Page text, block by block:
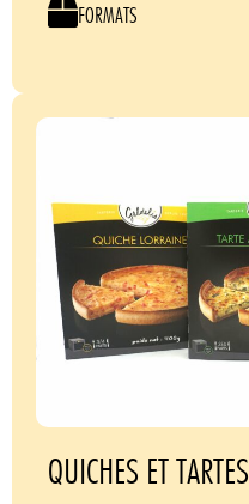
FORMATS
QUICHES ET TARTES